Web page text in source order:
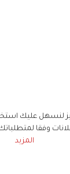
لنسهل عليك
وفقا
المزيد